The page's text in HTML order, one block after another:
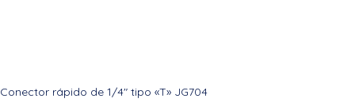
Conector rápido de 1/4″ tipo «T» JG704